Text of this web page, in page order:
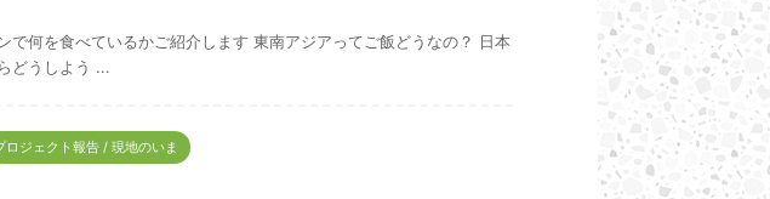
何を食べているかご紹介します 東南アジアってご飯どうなの？ 日本
どうしよう ...
ロジェクト報告 / 現地のいま